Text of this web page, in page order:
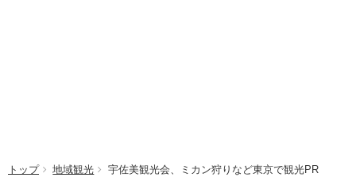
トップ 地域観光 宇佐美観光会、ミカン狩りなど東京で観光PR